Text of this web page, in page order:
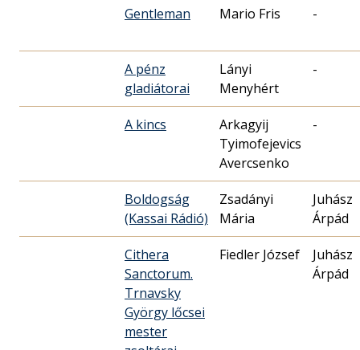
Gentleman Mario Fris -
A pénz
gladiátorai
Lányi
Menyhért
-
A kincs
Arkagyij
Tyimofejevics
Avercsenko
-
Boldogság
(Kassai Rádió)
Zsadányi
Mária
Juhász
Árpád
Cithera
Sanctorum.
Trnavsky
György lőcsei
mester
Fiedler József
Juhász
Árpád